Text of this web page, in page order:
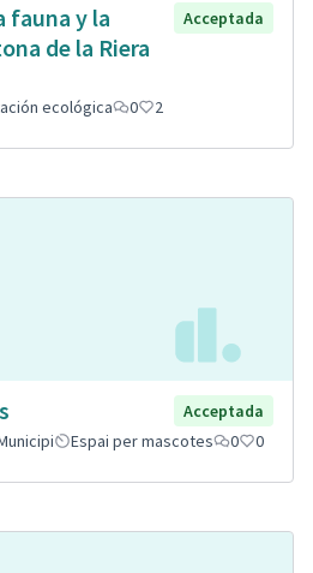
fauna y la
de la Riera
Acceptada
ecológica 0 2
Acceptada
Espai per mascotes 0 0